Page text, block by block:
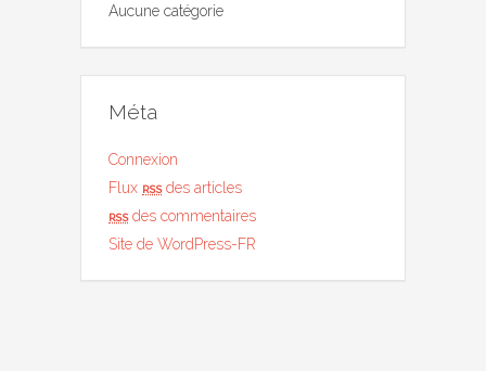
Aucune catégorie
Méta
Connexion
Flux rssdes articles
rssdes commentaires
Site de WordPress-FR